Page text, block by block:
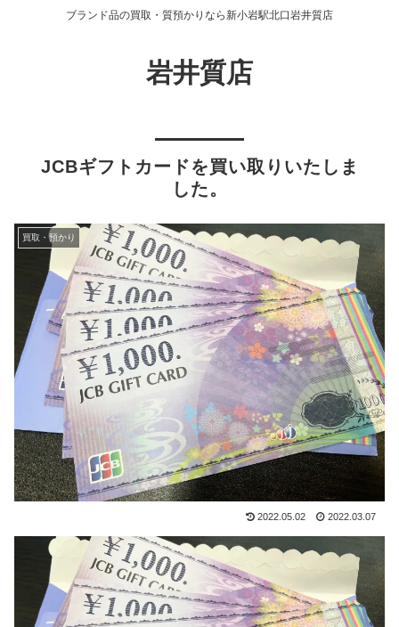
ブランド品の買取・質預かりなら新小岩駅北口岩井質店
岩井質店
JCBギフトカードを買い取りいたしま
した。
買取・預かり
2022.05.02 2022.03.07